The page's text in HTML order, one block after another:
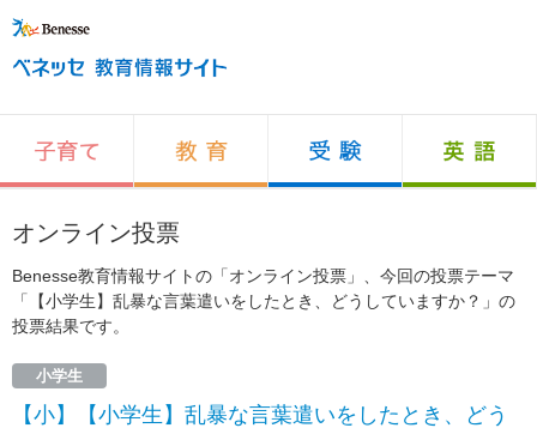
オンライン投票
Benesse教育情報サイトの「オンライン投票」、今回の投票テーマ
「【小学生】乱暴な言葉遣いをしたとき、どうしていますか？」の
投票結果です。
小学生
【小】【小学生】乱暴な言葉遣いをしたとき、どう